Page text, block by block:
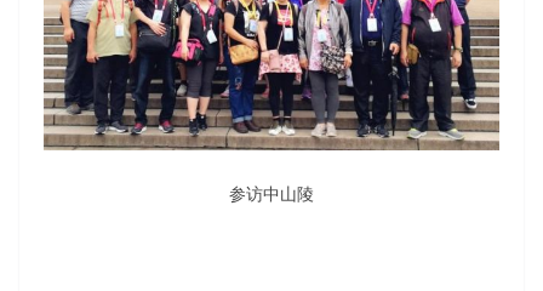
参访中山陵